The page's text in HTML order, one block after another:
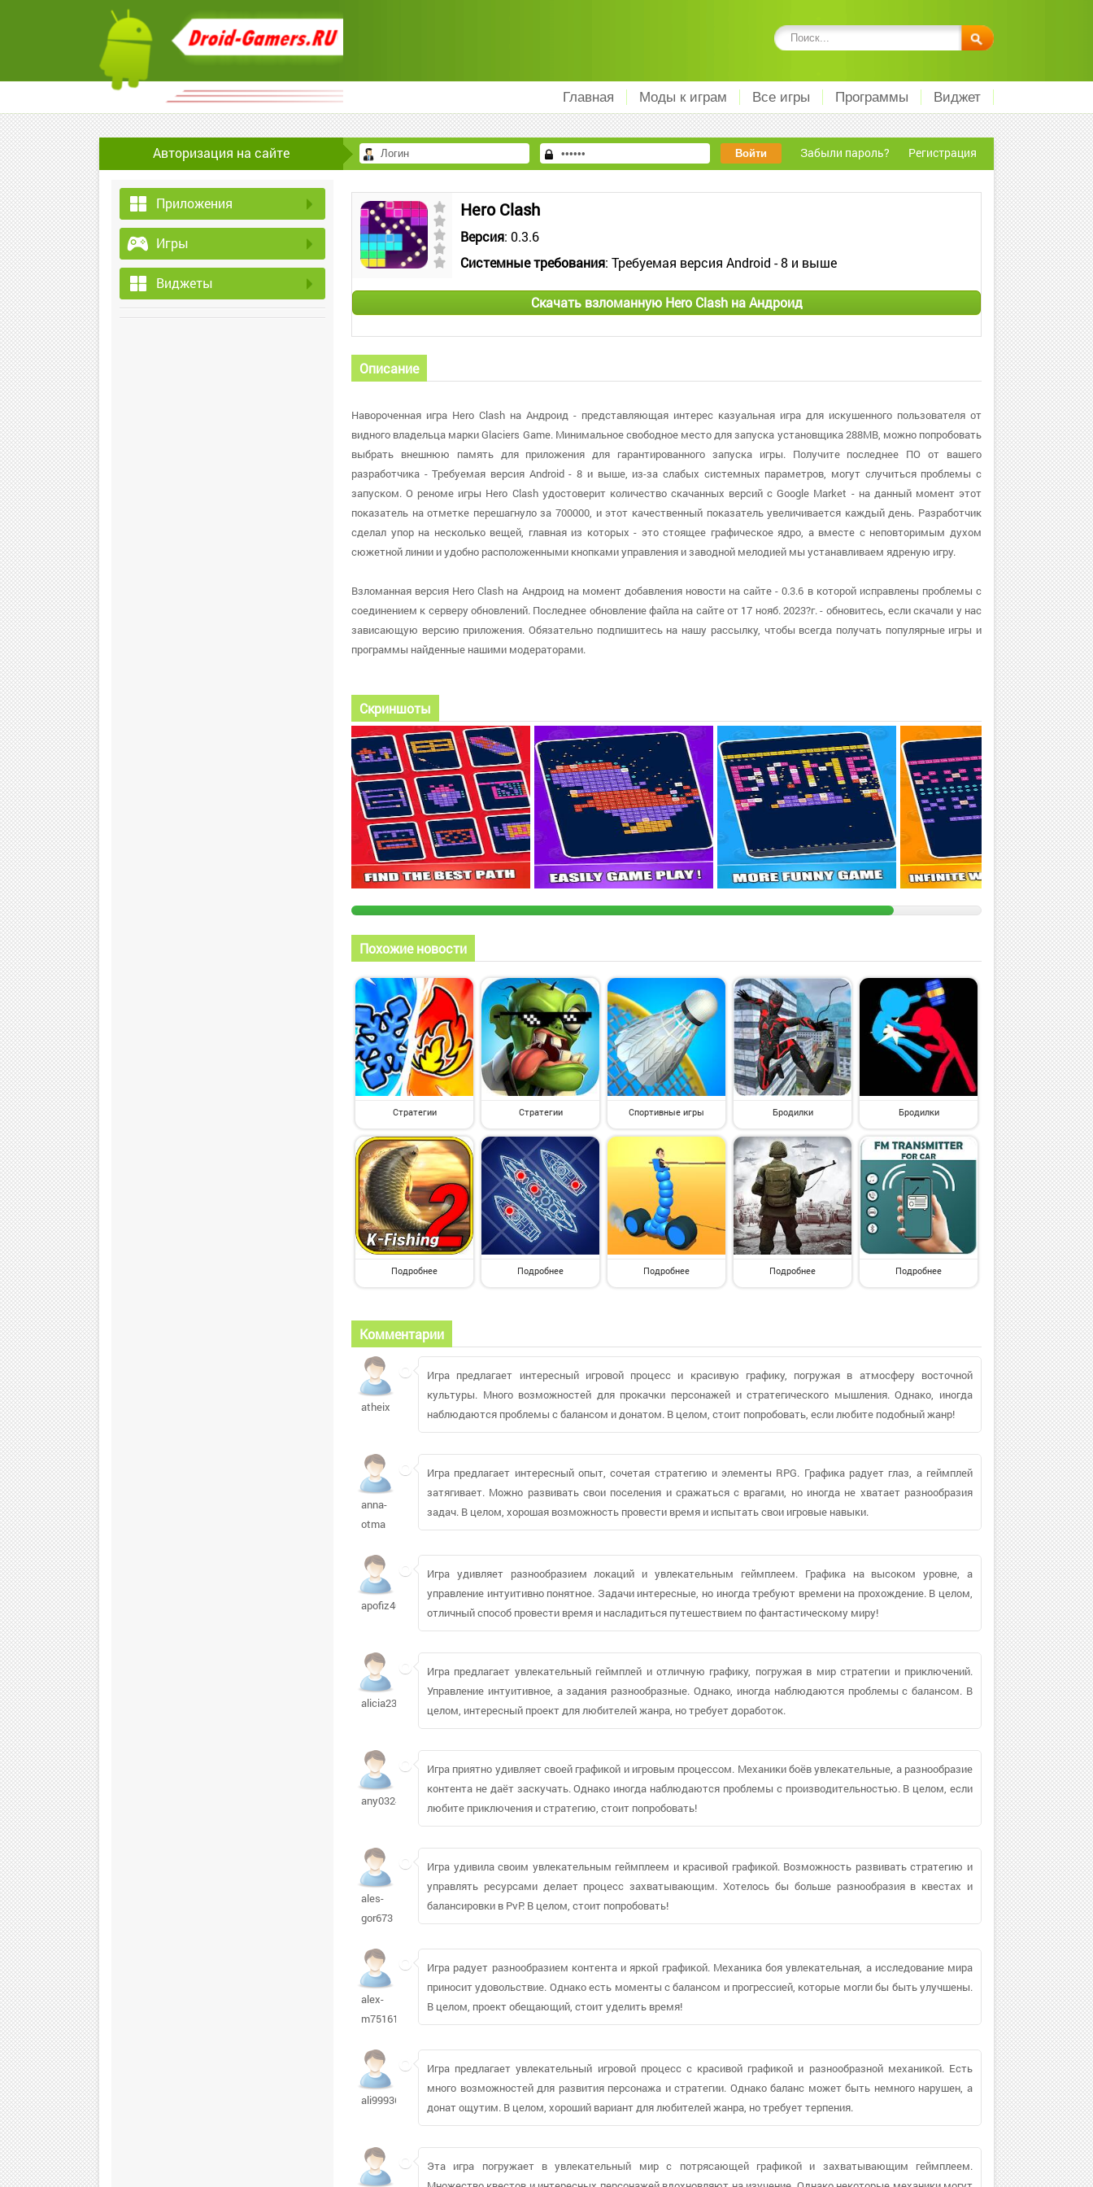
Главная Моды к играм Все игры Программы Виджет
Авторизация на сайте Забыли пароль? Регистрация
Приложения
Игры
Виджеты
Hero Clash
Версия: 0.3.6
Системные требования: Требуемая версия Android - 8 и выше
Скачать взломанную Hero Clash на Андроид
Описание
Навороченная игра Hero Clash на Андроид - представляющая интерес казуальная игра для искушенного пользователя от
видного владельца марки Glaciers Game. Минимальное свободное место для запуска установщика 288MB, можно попробовать
выбрать внешнюю память для приложения для гарантированного запуска игры. Получите последнее ПО от вашего
разработчика - Требуемая версия Android - 8 и выше, из-за слабых системных параметров, могут случиться проблемы с
запуском. О реноме игры Hero Clash удостоверит количество скачанных версий с Google Market - на данный момент этот
показатель на отметке перешагнуло за 700000, и этот качественный показатель увеличивается каждый день. Разработчик
сделал упор на несколько вещей, главная из которых - это стоящее графическое ядро, а вместе с неповторимым духом
сюжетной линии и удобно расположенными кнопками управления и заводной мелодией мы устанавливаем ядреную игру.
Взломанная версия Hero Clash на Андроид на момент добавления новости на сайте - 0.3.6 в которой исправлены проблемы с
соединением к серверу обновлений. Последнее обновление файла на сайте от 17 нояб. 2023?г. - обновитесь, если скачали у нас
зависающую версию приложения. Обязательно подпишитесь на нашу рассылку, чтобы всегда получать популярные игры и
программы найденные нашими модераторами.
Скриншоты
Похожие новости
Стратегии Стратегии Спортивные игры Бродилки Бродилки
Подробнее Подробнее Подробнее Подробнее Подробнее
Комментарии
atheix
Игра предлагает интересный игровой процесс и красивую графику, погружая в атмосферу восточной
культуры. Много возможностей для прокачки персонажей и стратегического мышления. Однако, иногда
наблюдаются проблемы с балансом и донатом. В целом, стоит попробовать, если любите подобный жанр!
anna-
otma
Игра предлагает интересный опыт, сочетая стратегию и элементы RPG. Графика радует глаз, а геймплей
затягивает. Можно развивать свои поселения и сражаться с врагами, но иногда не хватает разнообразия
задач. В целом, хорошая возможность провести время и испытать свои игровые навыки.
apofiz400
Игра удивляет разнообразием локаций и увлекательным геймплеем. Графика на высоком уровне, а
управление интуитивно понятное. Задачи интересные, но иногда требуют времени на прохождение. В целом,
отличный способ провести время и насладиться путешествием по фантастическому миру!
alicia2384964
Игра предлагает увлекательный геймплей и отличную графику, погружая в мир стратегии и приключений.
Управление интуитивное, а задания разнообразные. Однако, иногда наблюдаются проблемы с балансом. В
целом, интересный проект для любителей жанра, но требует доработок.
any032426
Игра приятно удивляет своей графикой и игровым процессом. Механики боёв увлекательные, а разнообразие
контента не даёт заскучать. Однако иногда наблюдаются проблемы с производительностью. В целом, если
любите приключения и стратегию, стоит попробовать!
ales-
gor673
Игра удивила своим увлекательным геймплеем и красивой графикой. Возможность развивать стратегию и
управлять ресурсами делает процесс захватывающим. Хотелось бы больше разнообразия в квестах и
балансировки в PvP. В целом, стоит попробовать!
alex-
m75161
Игра радует разнообразием контента и яркой графикой. Механика боя увлекательная, а исследование мира
приносит удовольствие. Однако есть моменты с балансом и прогрессией, которые могли бы быть улучшены.
В целом, проект обещающий, стоит уделить время!
ali999360
Игра предлагает увлекательный игровой процесс с красивой графикой и разнообразной механикой. Есть
много возможностей для развития персонажа и стратегии. Однако баланс может быть немного нарушен, а
донат ощутим. В целом, хороший вариант для любителей жанра, но требует терпения.
Эта игра погружает в увлекательный мир с потрясающей графикой и захватывающим геймплеем.